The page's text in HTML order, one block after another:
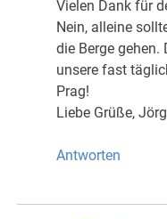
Vielen Dank für
Nein, alleine
die Berge
unsere fast
Prag!
Liebe Grüße, Jörg
Antworten